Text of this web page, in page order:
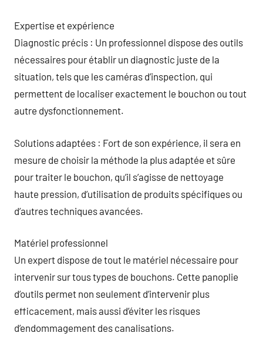
Expertise et expérience
Diagnostic précis : Un professionnel dispose des outils
nécessaires pour établir un diagnostic juste de la
situation, tels que les caméras d’inspection, qui
permettent de localiser exactement le bouchon ou tout
autre dysfonctionnement.
Solutions adaptées : Fort de son expérience, il sera en
mesure de choisir la méthode la plus adaptée et sûre
pour traiter le bouchon, qu’il s’agisse de nettoyage
haute pression, d’utilisation de produits spécifiques ou
d’autres techniques avancées.
Matériel professionnel
Un expert dispose de tout le matériel nécessaire pour
intervenir sur tous types de bouchons. Cette panoplie
d’outils permet non seulement d’intervenir plus
efficacement, mais aussi d’éviter les risques
d’endommagement des canalisations.